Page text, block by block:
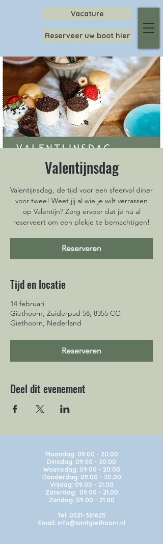
Reserveer uw boot hier
Vacature
Valentijnsdag
Valentijnsdag, de tijd voor een sfeervol diner
voor twee! Weet jij al wie je wilt verrassen
op Valentijn? Zorg ervoor dat je nu al
reserveert om een plekje te bemachtigen!
Reserveren
Tijd en locatie
14 februari
Giethoorn, Zuiderpad 58, 8355 CC
Giethoorn, Nederland
Reserveren
Deel dit evenement
Maandag: 09:00 - 20:00
Dinsdag: 09:00 - 20:00
Woensdag: 09:00 - 20:00
Donderdag: 09.00 - 20.00
Vrijdag: 09.00 - 21.00
Zaterdag: 09.00 - 21.00
Zondag: 09.00 - 21.00
Tel: 0521-361625
Email: info@smitgiethoorn.nl